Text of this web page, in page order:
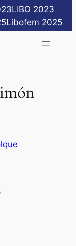
LIBO 2023
Libofem 2025